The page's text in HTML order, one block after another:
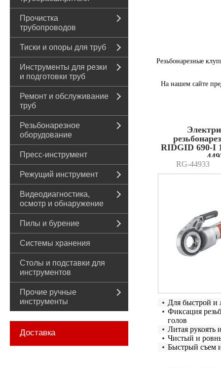
Прочистка
трубопроводов
Тиски и опоры для труб
Инструменты для резки
и подготовки труб
Ремонт и обслуживание
труб
Резьбонарезное
оборудование
Пресс-инструмент
Режущий инструмент
Видеодиагностика,
осмотр и обнаружение
Пилы и бурение
Системы хранения
Столы и подставки для
инструментов
Прочие ручные
инструменты
Доставка
Резьбонарезные
На нашем сайте
RIDGID 690-I
RG-44933
Для быстрой и
Фиксация
голов
Литая рукоять
Чистый и
Быстрый съем